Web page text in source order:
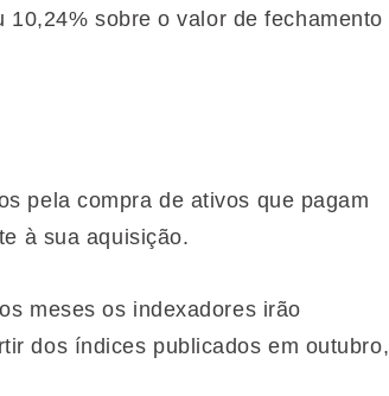
sobre o valor de fechamento
pela compra de ativos que pagam
à sua aquisição.
meses os indexadores irão
dos índices publicados em outubro,